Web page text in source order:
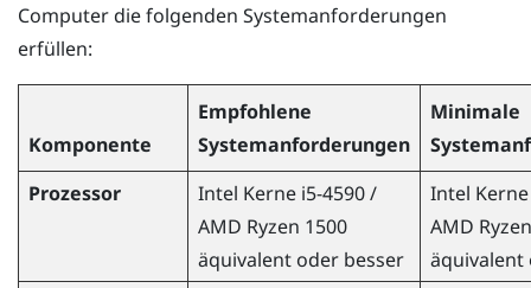
Computer die folgenden Systemanforderungen
erfüllen:
Komponente
Empfohlene
Systemanforderungen
Minimale
Prozessor
Intel Kerne i5-4590 /
AMD Ryzen 1500
äquivalent oder besser
Intel Kerne
AMD Ryzen
äquivalent